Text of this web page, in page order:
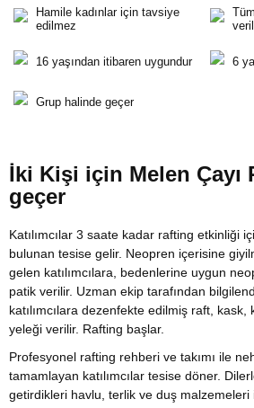
Hamile kadınlar için tavsiye
edilmez
16 yaşından itibaren uygundur 6
Grup halinde geçer
İki Kişi için Melen Çayı
geçer
Katılımcılar 3 saate kadar rafting etkinliği
bulunan tesise gelir. Neopren içerisine
gelen katılımcılara, bedenlerine uygun
patik verilir. Uzman ekip tarafından
katılımcılara dezenfekte edilmiş raft,
yeleği verilir. Rafting başlar.
Profesyonel rafting rehberi ve takımı ile
tamamlayan katılımcılar tesise döner.
getirdikleri havlu, terlik ve duş malzemeleri